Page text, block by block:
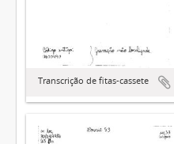
Transcrição de fitas-cassete